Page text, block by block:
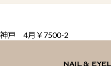
神戸 4月￥7500-2